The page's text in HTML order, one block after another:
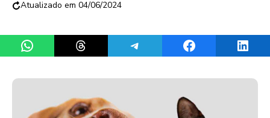
04/06/2024
Share on WhatsAppShare on ThreadsShare on TelegramShare on Facebook